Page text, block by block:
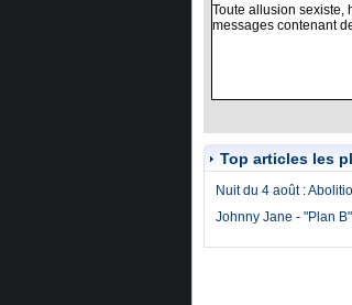
Top articles les
Nuit du 4 août :
Johnny Jane - "Plan